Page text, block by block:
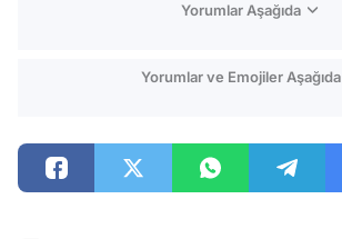
Yorumlar Aşağıda
Yorumlar ve Emojiler Aşağıda